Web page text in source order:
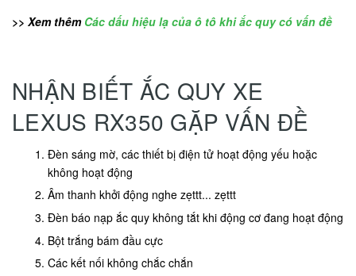
>> Xem thêm Các dấu hiệu lạ của ô tô khi ắc quy có vấn đề
NHẬN BIẾT ẮC QUY XE
LEXUS RX350 GẶP VẤN ĐỀ
Đèn sáng mờ, các thiết bị điện tử hoạt động yếu hoặc
không hoạt động
Âm thanh khởi động nghe zẹttt... zẹttt
Đèn báo nạp ắc quy không tắt khi động cơ đang hoạt động
Bột trắng bám đầu cực
Các kết nối không chắc chắn